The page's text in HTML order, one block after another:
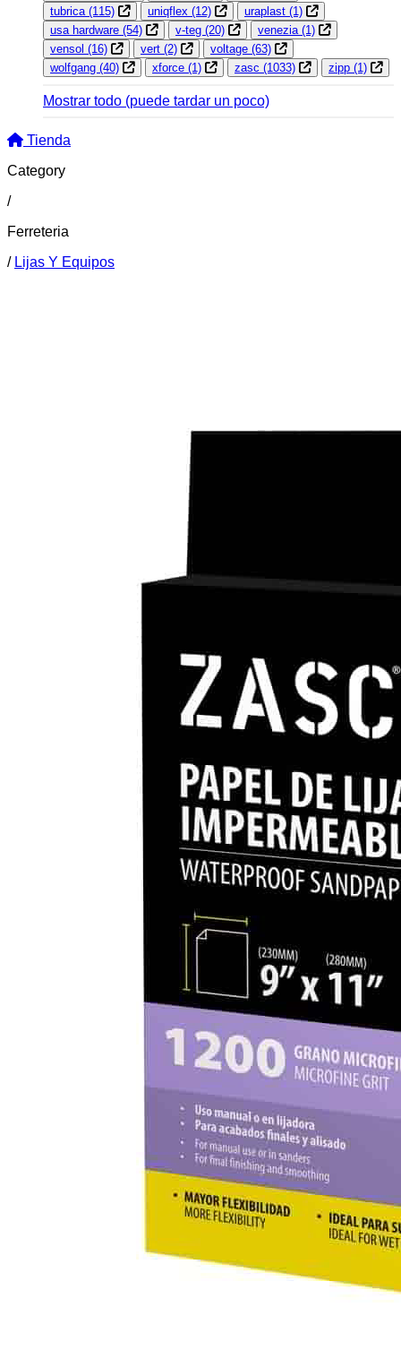
tubrica (115) uniqflex (12) uraplast (1)
usa hardware (54) v-teg (20) venezia (1)
vensol (16) vert (2) voltage (63)
wolfgang (40) xforce (1) zasc (1033) zipp (1)
Mostrar todo (puede tardar un poco)
Tienda
Category
/
Ferreteria
/ Lijas Y Equipos